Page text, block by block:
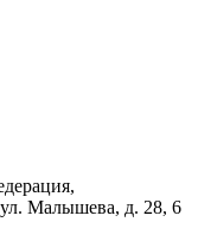
ул. Малышева, д. 28, 6